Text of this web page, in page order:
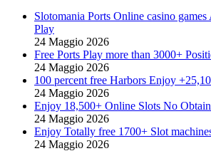
Slotomania Ports Online casino
Play
24 Maggio 2026
Free Ports Play more than 3000+
24 Maggio 2026
100 percent free Harbors Enjoy
24 Maggio 2026
Enjoy 18,500+ Online Slots No
24 Maggio 2026
Enjoy Totally free 1700+ Slot
24 Maggio 2026